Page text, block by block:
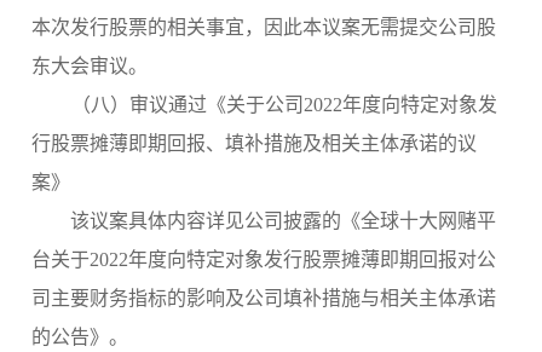
本次发行股票的相关事宜，因此本议案无需提交公司股
东大会审议。
（八）审议通过《关于公司 2022年度向特定对象发
行股票摊薄即期回报、填补措施及相关主体承诺的议
案》
该议案具体内容详见公司披露的《全球十大网赌平
台关于2022年度向特定对象发行股票摊薄即期回报对公
司主要财务指标的影响及公司填补措施与相关主体承诺
的公告》。